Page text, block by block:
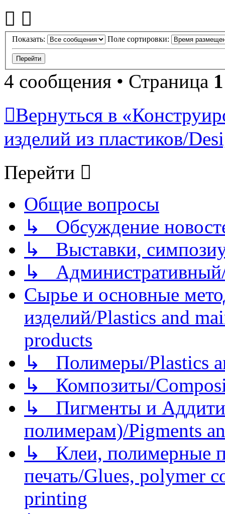
Показать: Поле сортировки:
4 сообщения • Страница 1
Вернуться в
изделий из пластиков/
Перейти
Общие вопросы
↳ Обсуждение
↳ Выставки,
↳
Сырье и основные
изделий/Plastics and
products
↳ Полимеры/Plastics
↳ Композиты/
↳ Пигменты и
полимерам)/Pigments
↳ Клеи, полимерные
печать/Glues, polymer
printing